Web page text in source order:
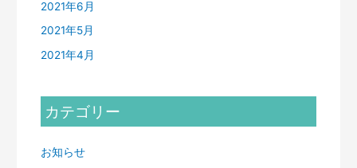
2021年6月
2021年5月
2021年4月
カテゴリー
お知らせ